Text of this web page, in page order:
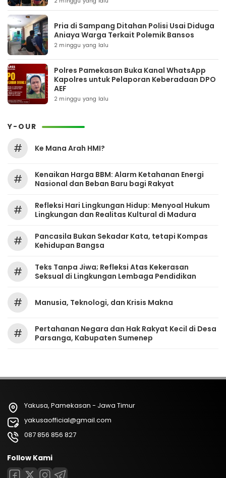
Pria di Sampang Ditahan Polisi Usai Diduga
Aniaya Warga Terkait Polemik Bansos
2 minggu yang lalu
Polres Pamekasan Buka Kanal WhatsApp
Kapolres untuk Pelaporan Keberadaan DPO
AEF
2 minggu yang lalu
Y-OUR
# Ke Mana Arah HMI?
#
Kenaikan Harga BBM: Alarm Ketahanan Energi
Nasional dan Beban Baru bagi Rakyat
#
Refleksi Hari Lingkungan Hidup: Menyoal Hukum
Lingkungan dan Realitas Kultural di Madura
#
Pancasila Bukan Sekadar Kata, tetapi Kompas
Kehidupan Bangsa
#
Teks Tanpa Jiwa; Refleksi Atas Kekerasan
Seksual di Lingkungan Lembaga Pendidikan
# Manusia, Teknologi, dan Krisis Makna
#
Pertahanan Negara dan Hak Rakyat Kecil di Desa
Parsanga, Kabupaten Sumenep
Yakusa, Pamekasan - Jawa Timur
yakusaofficial@gmail.com
087 856 856 827
Follow Kami